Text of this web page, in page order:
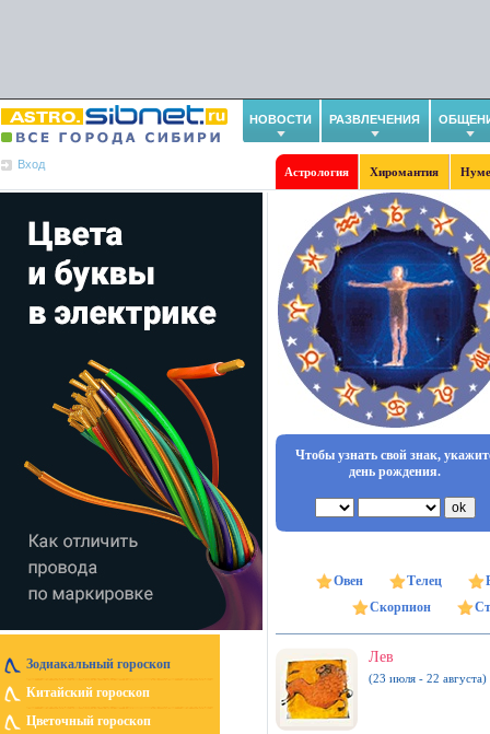
НОВОСТИ РАЗВЛЕЧЕНИЯ
Вход
Астрология Хиромантия
Зодиакальный гороскоп
Китайский гороскоп
Цветочный гороскоп
Чтобы узнать свой знак,
день рождения.
Овен Телец
Скорпион
Лев
(23 июля - 22 августа)